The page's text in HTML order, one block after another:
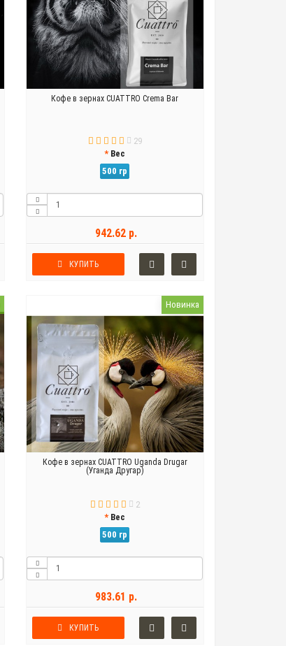
Кофе в зернах CUATTRO Crema Bar
29
Вес
500 гр
942.62 р.
КУПИТЬ
Новинка
Кофе в зернах CUATTRO Uganda Drugar
(Уганда Другар)
2
Вес
500 гр
983.61 р.
КУПИТЬ